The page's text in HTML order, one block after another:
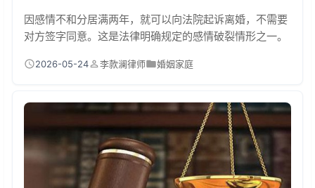
因感情不和分居满两年，就可以向法院起诉离婚，不需要
对方签字同意。这是法律明确规定的感情破裂情形之一。
且时间需连续计算满两年。只要证据充分，即使对方不同
和，分居两年就能离成吗？核心条件分居两年是“金牌证
2026-05-24 李款澜律师 婚姻家庭